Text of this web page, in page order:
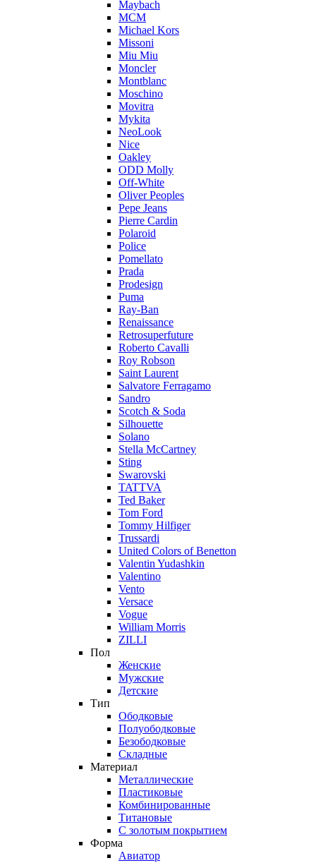
Maybach
MCM
Michael Kors
Missoni
Miu Miu
Moncler
Montblanc
Moschino
Movitra
Mykita
NeoLook
Nice
Oakley
ODD Molly
Off-White
Oliver Peoples
Pepe Jeans
Pierre Cardin
Polaroid
Police
Pomellato
Prada
Prodesign
Puma
Ray-Ban
Renaissance
Retrosuperfuture
Roberto Cavalli
Roy Robson
Saint Laurent
Salvatore Ferragamo
Sandro
Scotch & Soda
Silhouette
Solano
Stella McCartney
Sting
Swarovski
TATTVA
Ted Baker
Tom Ford
Tommy Hilfiger
Trussardi
United Colors of Benetton
Valentin Yudashkin
Valentino
Vento
Versace
Vogue
William Morris
ZILLI
Пол
Женские
Мужские
Детские
Тип
Ободковые
Полуободковые
Безободковые
Складные
Материал
Металлические
Пластиковые
Комбинированные
Титановые
С золотым покрытием
Форма
Авиатор